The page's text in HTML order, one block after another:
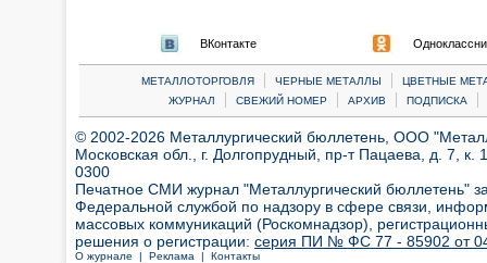
ВКонтакте
МЕТАЛЛОТОРГОВЛЯ | ЧЕРНЫЕ МЕТАЛЛЫ |
ЦВЕТНЫЕ
ЖУРНАЛ
| СВЕЖИЙ НОМЕР | АРХИВ | ПОДПИСКА |
© 2002-2026 Металлургический бюллетень, ООО
Московская обл., г. Долгопрудный, пр-т Пацаева, д. 7,
0300
Печатное СМИ журнал "Металлургический бюллетень"
Федеральной службой по надзору в сфере связи,
массовых коммуникаций (Роскомнадзор),
решения о регистрации: серия ПИ № ФС 77 - 85902 от 04
О журнале | Реклама | Контакты